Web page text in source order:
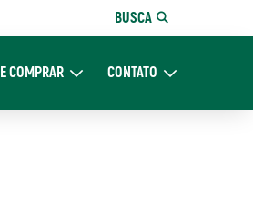
BUSCA
COMPRAR
Expand Onde Comprar
CONTATOExpand Contato